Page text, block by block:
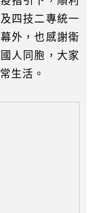
四技二專統一
外，也感謝衛
人同胞，大家
生活。